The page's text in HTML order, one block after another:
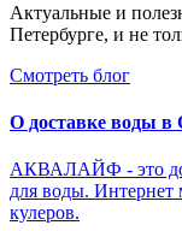
Актуальные и
Петербурге, и не
Смотреть блог
О доставке воды в
АКВАЛАЙФ - это
для воды. Интернет
кулеров.